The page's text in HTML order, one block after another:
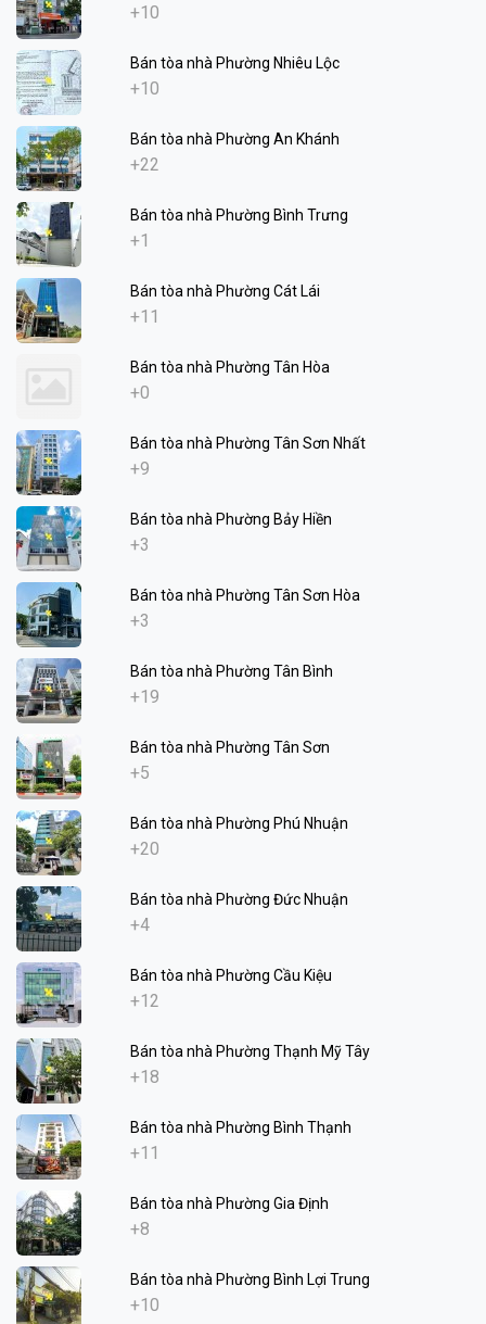
+10
Bán tòa nhà Phường Nhiêu Lộc
+10
Bán tòa nhà Phường An Khánh
+22
Bán tòa nhà Phường Bình Trưng
+1
Bán tòa nhà Phường Cát Lái
+11
Bán tòa nhà Phường Tân Hòa
+0
Bán tòa nhà Phường Tân Sơn Nhất
+9
Bán tòa nhà Phường Bảy Hiền
+3
Bán tòa nhà Phường Tân Sơn Hòa
+3
Bán tòa nhà Phường Tân Bình
+19
Bán tòa nhà Phường Tân Sơn
+5
Bán tòa nhà Phường Phú Nhuận
+20
Bán tòa nhà Phường Đức Nhuận
+4
Bán tòa nhà Phường Cầu Kiệu
+12
Bán tòa nhà Phường Thạnh Mỹ Tây
+18
Bán tòa nhà Phường Bình Thạnh
+11
Bán tòa nhà Phường Gia Định
+8
Bán tòa nhà Phường Bình Lợi Trung
+10